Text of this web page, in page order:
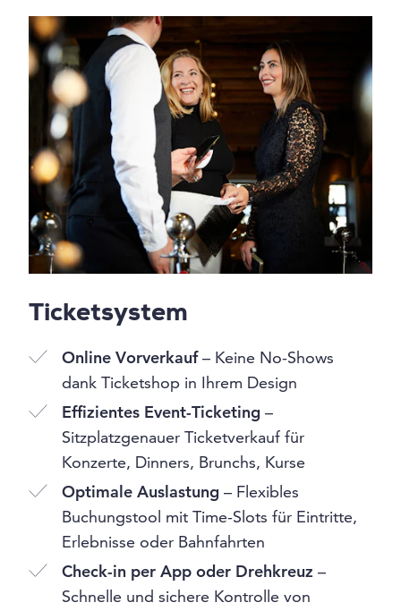
Ticketsystem
Online Vorverkauf– Keine No-Shows
dank Ticketshop in Ihrem Design
Effizientes Event-Ticketing –
Sitzplatzgenauer Ticketverkauf für
Konzerte, Dinners, Brunchs, Kurse
Optimale Auslastung – Flexibles
Buchungstool mit Time-Slots für Eintritte,
Erlebnisse oder Bahnfahrten
Check-in per App oder Drehkreuz –
Schnelle und sichere Kontrolle von